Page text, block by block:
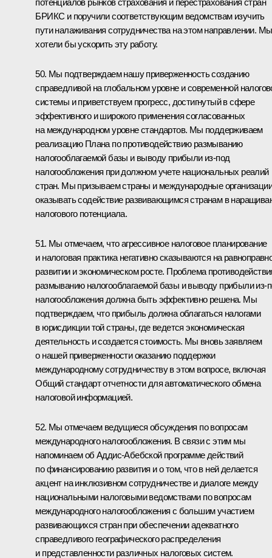
потенциалов рынков страхования и перестрахования стран
БРИКС и поручили соответствующим ведомствам изучить
пути налаживания сотрудничества на этом направлении. Мы
хотели бы ускорить эту работу.
50. Мы подтверждаем нашу приверженность созданию
справедливой на глобальном уровне и современной
системы и приветствуем прогресс, достигнутый в сфере
эффективного и широкого применения согласованных
на международном уровне стандартов. Мы поддерживаем
реализацию Плана по противодействию размыванию
налогооблагаемой базы и выводу прибыли из‑под
налогообложения при должном учете национальных реалий
стран. Мы призываем страны и международные организации
оказывать содействие развивающимся странам в
налогового потенциала.
51. Мы отмечаем, что агрессивное налоговое планирование
и налоговая практика негативно сказываются на
развитии и экономическом росте. Проблема
размыванию налогооблагаемой базы и выводу прибыли
налогообложения должна быть эффективно решена. Мы
подтверждаем, что прибыль должна облагаться налогами
в юрисдикции той страны, где ведется экономическая
деятельность и создается стоимость. Мы вновь заявляем
о нашей приверженности оказанию поддержки
международному сотрудничеству в этом вопросе, включая
Общий стандарт отчетности для автоматического обмена
налоговой информацией.
52. Мы отмечаем ведущиеся обсуждения по вопросам
международного налогообложения. В связи с этим мы
напоминаем об Аддис-Абебской программе действий
по финансированию развития и о том, что в ней делается
акцент на инклюзивном сотрудничестве и диалоге между
национальными налоговыми ведомствами по вопросам
международного налогообложения с большим участием
развивающихся стран при обеспечении адекватного
справедливого географического распределения
и представленности различных налоговых систем.